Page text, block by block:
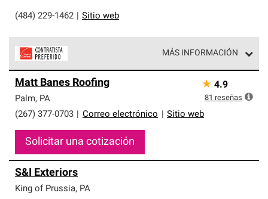
(484) 229-1462 Sitio web
MÁS INFORMACIÓN
parte de una red exclusiva de profesionales de techos
que cumplen con altos estándares y requisitos estrictos
de profesionalismo y confiabilidad.
Matt Banes Roofing
Palm, PA
(267) 377-0703
Correo electrónico Sitio web
Solicitar una cotización
★ 4.9
81 reseñas
S&I Exteriors
King of Prussia, PA